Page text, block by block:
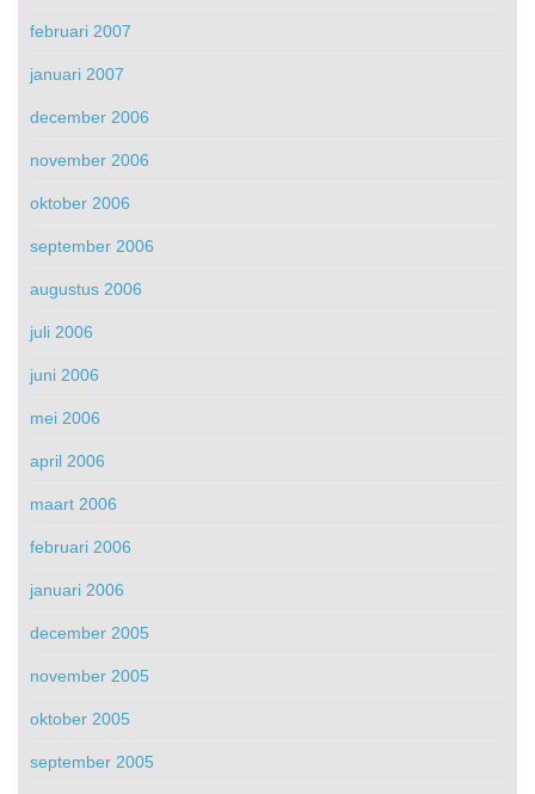
februari 2007
januari 2007
december 2006
november 2006
oktober 2006
september 2006
augustus 2006
juli 2006
juni 2006
mei 2006
april 2006
maart 2006
februari 2006
januari 2006
december 2005
november 2005
oktober 2005
september 2005